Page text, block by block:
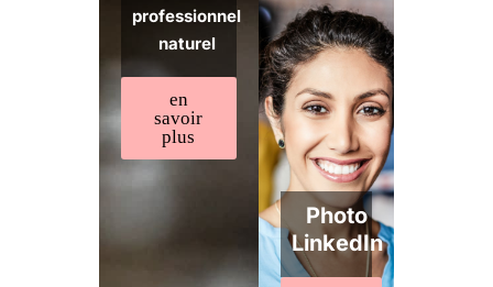
professionnel
naturel
en
savoir
plus
Photo
LinkedIn